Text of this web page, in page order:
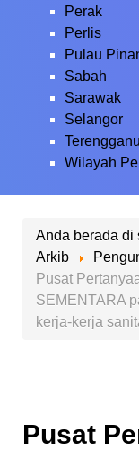
Perak
Perlis
Pulau
Sabah
Sarawak
Selangor
Terengganu
Wilayah
Anda berada di
Arkib
Pusat
SEMENTARA
kerja-kerja
Pusat